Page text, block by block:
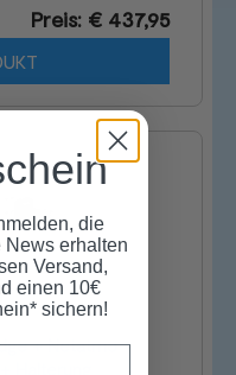
Preis: € 437,95
+ Netatmo
Halterung
die
News erhalten
Versand,
einen 10€
sichern!